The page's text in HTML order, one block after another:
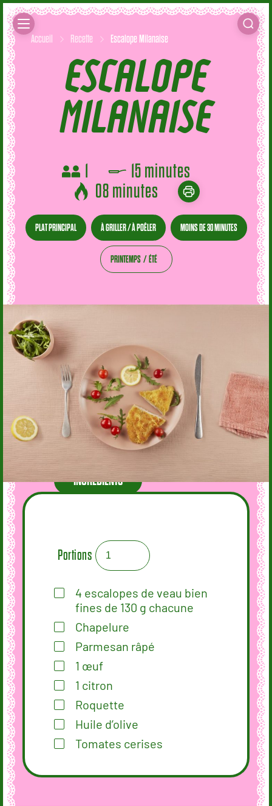
Accueil Recette Escalope Milanaise
ESCALOPE
MILANAISE
1
15 minutes
08 minutes
PLAT PRINCIPAL À GRILLER / À POÊLER MOINS DE 30 MINUTES
PRINTEMPS ÉTÉ
INGRÉDIENTS
Portions
4 escalopes de veau bien
fines de 130 g chacune
Chapelure
Parmesan râpé
1 œuf
1 citron
Roquette
Huile d’olive
Tomates cerises